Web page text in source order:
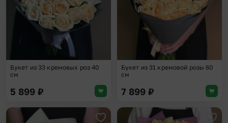
Букет из 33 кремовых роз 40
см
5 899 ₽
Букет из 31 кремовой розы 60
см
7 899 ₽